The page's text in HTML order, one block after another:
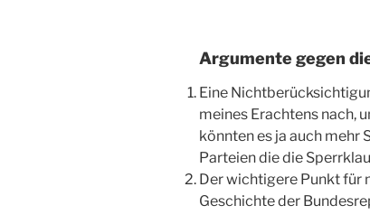
Argumente gegen
Eine
meines Erachtens nach,
könnten es ja auch mehr
Parteien die die
Der wichtigere Punkt für
Geschichte der